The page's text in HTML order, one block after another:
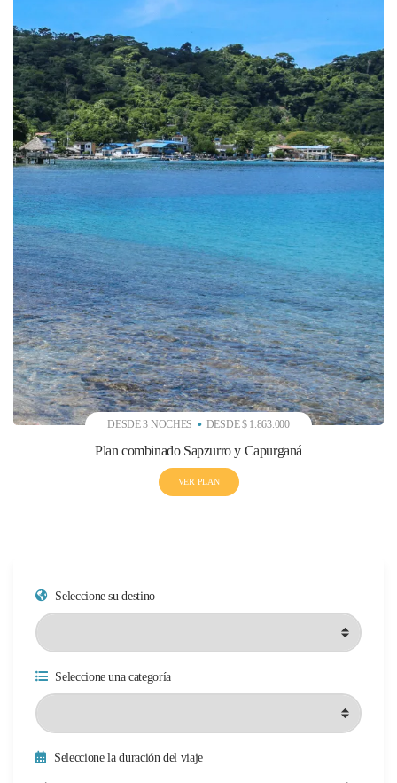
DESDE 3 NOCHES DESDE $ 1.863.000
Plan combinado Sapzurro y Capurganá
VER PLAN
Seleccione su destino
Seleccione una categoría
Seleccione la duración del viaje
Duración mínima del viaje
Duración máxima del viaje